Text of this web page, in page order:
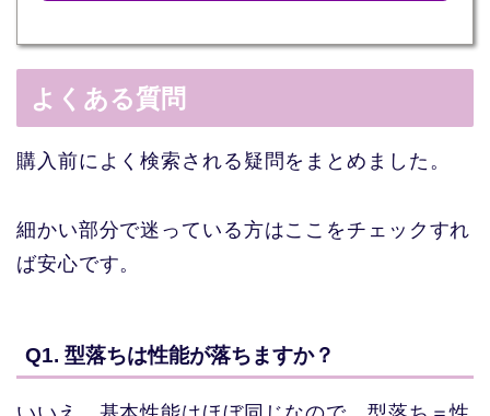
よくある質問
購入前によく検索される疑問をまとめました。
細かい部分で迷っている方はここをチェックすれ
ば安心です。
Q1. 型落ちは性能が落ちますか？